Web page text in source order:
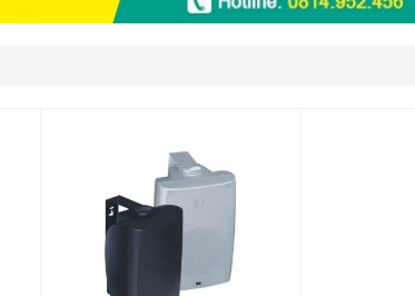
2,800,000đ